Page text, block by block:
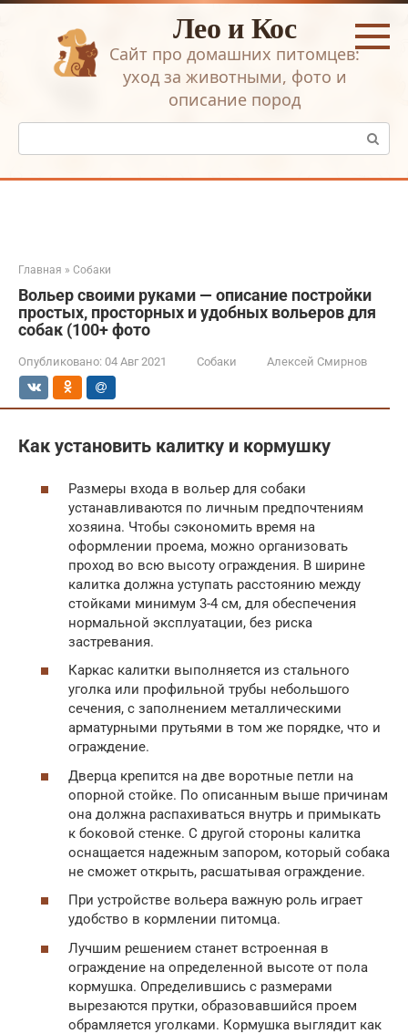
Перейти
Лео и Кос
Сайт про домашних питомцев:
уход за животными, фото и
описание пород
Поиск:
Главная » Собаки
Вольер своими руками — описание постройки
простых, просторных и удобных вольеров для
собак (100+ фото
Опубликовано: 04 Авг 2021 Собаки Алексей Смирнов
Как установить калитку и кормушку
Размеры входа в вольер для собаки
устанавливаются по личным предпочтениям
хозяина. Чтобы сэкономить время на
оформлении проема, можно организовать
проход во всю высоту ограждения. В ширине
калитка должна уступать расстоянию между
стойками минимум 3-4 см, для обеспечения
нормальной эксплуатации, без риска
застревания.
Каркас калитки выполняется из стального
уголка или профильной трубы небольшого
сечения, с заполнением металлическими
арматурными прутьями в том же порядке, что и
ограждение.
Дверца крепится на две воротные петли на
опорной стойке. По описанным выше причинам
она должна распахиваться внутрь и примыкать
к боковой стенке. С другой стороны калитка
оснащается надежным запором, который собака
не сможет открыть, расшатывая ограждение.
При устройстве вольера важную роль играет
удобство в кормлении питомца.
Лучшим решением станет встроенная в
ограждение на определенной высоте от пола
кормушка. Определившись с размерами
вырезаются прутки, образовавшийся проем
обрамляется уголками. Кормушка выглядит как